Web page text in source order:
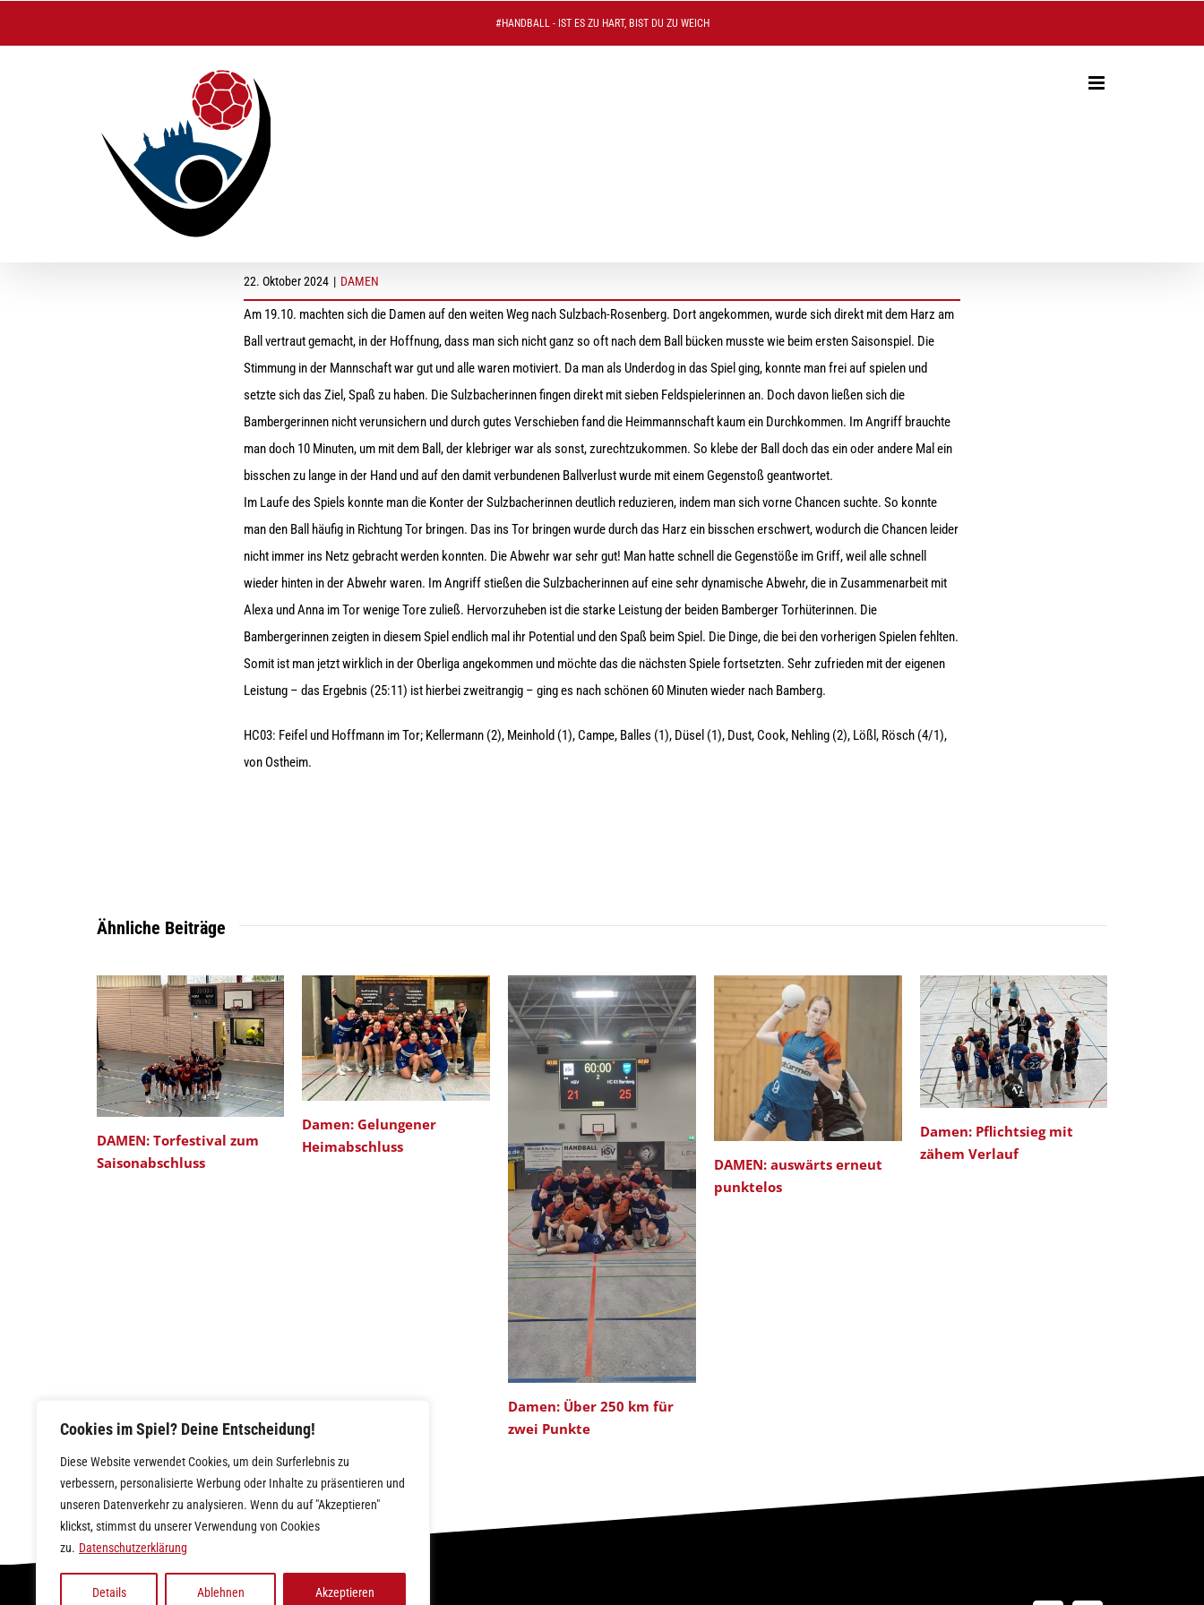
Cookies im Spiel? Deine Entscheidung!
Diese Website verwendet Cookies, um dein Surferlebnis zu
verbessern, personalisierte Werbung oder Inhalte zu präsentieren und
unseren Datenverkehr zu analysieren. Wenn du auf "Akzeptieren"
klickst, stimmst du unserer Verwendung von Cookies
zu. Datenschutzerklärung
Details Ablehnen Akzeptieren
#HANDBALL - IST ES ZU HART, BIST DU ZU WEICH
22. Oktober 2024 | DAMEN
Am 19.10. machten sich die Damen auf den weiten Weg nach Sulzbach-Rosenberg. Dort angekommen, wurde sich direkt mit dem Harz am
Ball vertraut gemacht, in der Hoffnung, dass man sich nicht ganz so oft nach dem Ball bücken musste wie beim ersten Saisonspiel. Die
Stimmung in der Mannschaft war gut und alle waren motiviert. Da man als Underdog in das Spiel ging, konnte man frei auf spielen und
setzte sich das Ziel, Spaß zu haben. Die Sulzbacherinnen fingen direkt mit sieben Feldspielerinnen an. Doch davon ließen sich die
Bambergerinnen nicht verunsichern und durch gutes Verschieben fand die Heimmannschaft kaum ein Durchkommen. Im Angriff brauchte
man doch 10 Minuten, um mit dem Ball, der klebriger war als sonst, zurechtzukommen. So klebe der Ball doch das ein oder andere Mal ein
bisschen zu lange in der Hand und auf den damit verbundenen Ballverlust wurde mit einem Gegenstoß geantwortet.
Im Laufe des Spiels konnte man die Konter der Sulzbacherinnen deutlich reduzieren, indem man sich vorne Chancen suchte. So konnte
man den Ball häufig in Richtung Tor bringen. Das ins Tor bringen wurde durch das Harz ein bisschen erschwert, wodurch die Chancen leider
nicht immer ins Netz gebracht werden konnten. Die Abwehr war sehr gut! Man hatte schnell die Gegenstöße im Griff, weil alle schnell
wieder hinten in der Abwehr waren. Im Angriff stießen die Sulzbacherinnen auf eine sehr dynamische Abwehr, die in Zusammenarbeit mit
Alexa und Anna im Tor wenige Tore zuließ. Hervorzuheben ist die starke Leistung der beiden Bamberger Torhüterinnen. Die
Bambergerinnen zeigten in diesem Spiel endlich mal ihr Potential und den Spaß beim Spiel. Die Dinge, die bei den vorherigen Spielen fehlten.
Somit ist man jetzt wirklich in der Oberliga angekommen und möchte das die nächsten Spiele fortsetzten. Sehr zufrieden mit der eigenen
Leistung – das Ergebnis (25:11) ist hierbei zweitrangig – ging es nach schönen 60 Minuten wieder nach Bamberg.
HC03: Feifel und Hoffmann im Tor; Kellermann (2), Meinhold (1), Campe, Balles (1), Düsel (1), Dust, Cook, Nehling (2), Lößl, Rösch (4/1),
von Ostheim.
Ähnliche Beiträge
DAMEN: Torfestival zum
Saisonabschluss
Damen: Gelungener
Heimabschluss
Damen: Über 250 km für
zwei Punkte
DAMEN: auswärts erneut
punktelos
Damen: Pflichtsieg mit
zähem Verlauf